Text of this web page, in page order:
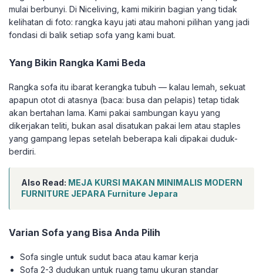
mulai berbunyi. Di Niceliving, kami mikirin bagian yang tidak
kelihatan di foto: rangka kayu jati atau mahoni pilihan yang jadi
fondasi di balik setiap sofa yang kami buat.
Yang Bikin Rangka Kami Beda
Rangka sofa itu ibarat kerangka tubuh — kalau lemah, sekuat
apapun otot di atasnya (baca: busa dan pelapis) tetap tidak
akan bertahan lama. Kami pakai sambungan kayu yang
dikerjakan teliti, bukan asal disatukan pakai lem atau staples
yang gampang lepas setelah beberapa kali dipakai duduk-
berdiri.
Also Read: MEJA KURSI MAKAN MINIMALIS MODERN
FURNITURE JEPARA Furniture Jepara
Varian Sofa yang Bisa Anda Pilih
Sofa single untuk sudut baca atau kamar kerja
Sofa 2-3 dudukan untuk ruang tamu ukuran standar